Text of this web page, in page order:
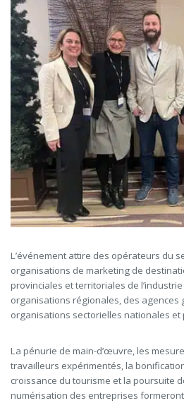
L’événement attire des opérateurs du
organisations de marketing de
provinciales et territoriales de
organisations régionales, des agences
organisations sectorielles nationales et
La pénurie de main-d’œuvre, les
travailleurs expérimentés, la
croissance du tourisme et la poursuite
numérisation des entreprises